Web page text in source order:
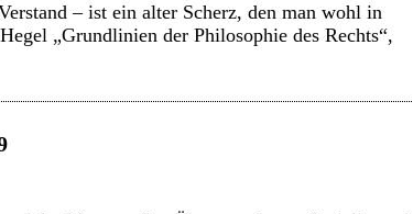
– ist ein alter Scherz, den man wohl in
„Grundlinien der Philosophie des Rechts“,